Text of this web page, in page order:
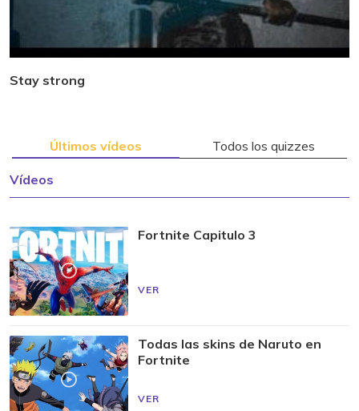
Stay strong
Últimos vídeos Todos los quizzes
Vídeos
Fortnite Capitulo 3
VER
Todas las skins de Naruto en
Fortnite
VER